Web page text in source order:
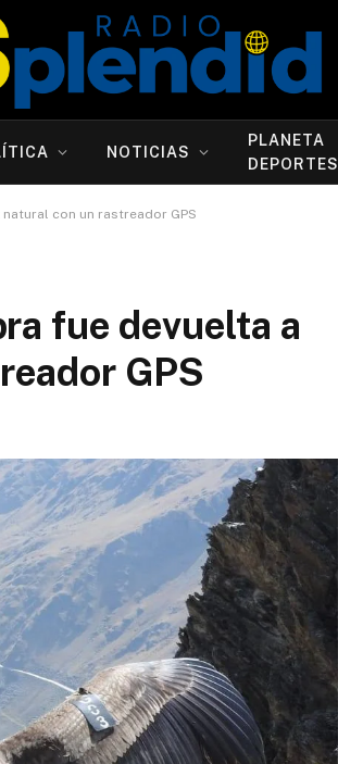
NOTICIAS
PLANETA
DEPORTES
con un rastreador GPS
fue devuelta a
GPS